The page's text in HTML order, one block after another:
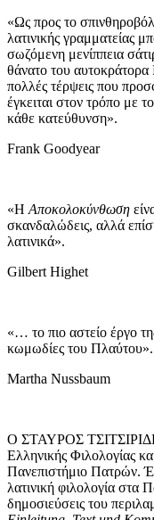
«Ως προς το
λατινικής γραμματείας
σωζόμενη μενίππεια
θάνατο του
πολλές τέρψεις που
έγκειται στον τρόπο με
κάθε κατεύθυνση».
Frank Goodyear
«Η Αποκολοκύνθωση
σκανδαλώδεις, αλλά
λατινικά».
Gilbert Highet
«… το πιο αστείο έργο
κωμωδίες του Πλαύτου».
Martha Nussbaum
Ο ΣΤΑΥΡΟΣ
Ελληνικής Φιλολογίας
Πανεπιστήμιο Πατρών.
λατινική φιλολογία στα
δημοσιεύσεις του